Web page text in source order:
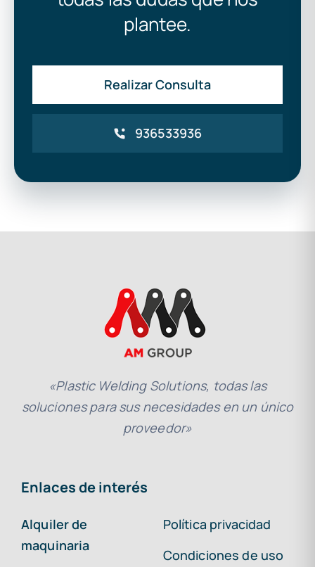
plantee.
Realizar Consulta
936533936
«Plastic Welding Solutions, todas las
soluciones para sus necesidades en un único
proveedor»
Enlaces de interés
Alquiler de
maquinaria
Política privacidad
Condiciones de uso